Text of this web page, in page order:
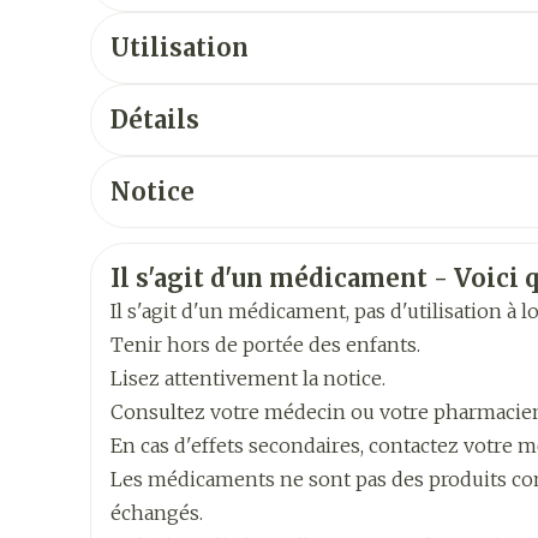
Utilisation
Posologie initiale: 1mg/24h
Arrêt du traitement par paliers de 1mg/24h
Augmentation par palliers de 2mg/24h
ou 8mg/24h)
Posologie maximale: 8mg/24h
Arrêt du traitement par paliers de 2mg/24h
Posologie initiale: 4mg/24h
Augmentation par palliers de 2mg/24h
8mg/24h)
Posologie maximale: 16mg/24h
Détails
Marques Ucb
Largeur 68 mm
Longueur 83 mm
Profondeur 27 mm
Notice
Néerlandais
Informations sur la sécurité
Il s'agit d'un médicament - Voici
Il s'agit d'un médicament, pas d'utilisation à
Tenir hors de portée des enfants.
Lisez attentivement la notice.
Consultez votre médecin ou votre
En cas d'effets secondaires, contactez votre
Les médicaments ne sont pas des produits
échangés.